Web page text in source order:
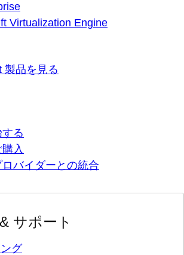
Virtualization Engine
製品を見る
る
入
バイダーとの統合
サポート
グ